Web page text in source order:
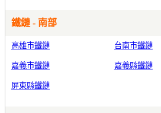
鐵鏈 - 南部
高雄市鐵鏈 台南市鐵鏈
嘉義市鐵鏈 嘉義縣鐵鏈
屏東縣鐵鏈